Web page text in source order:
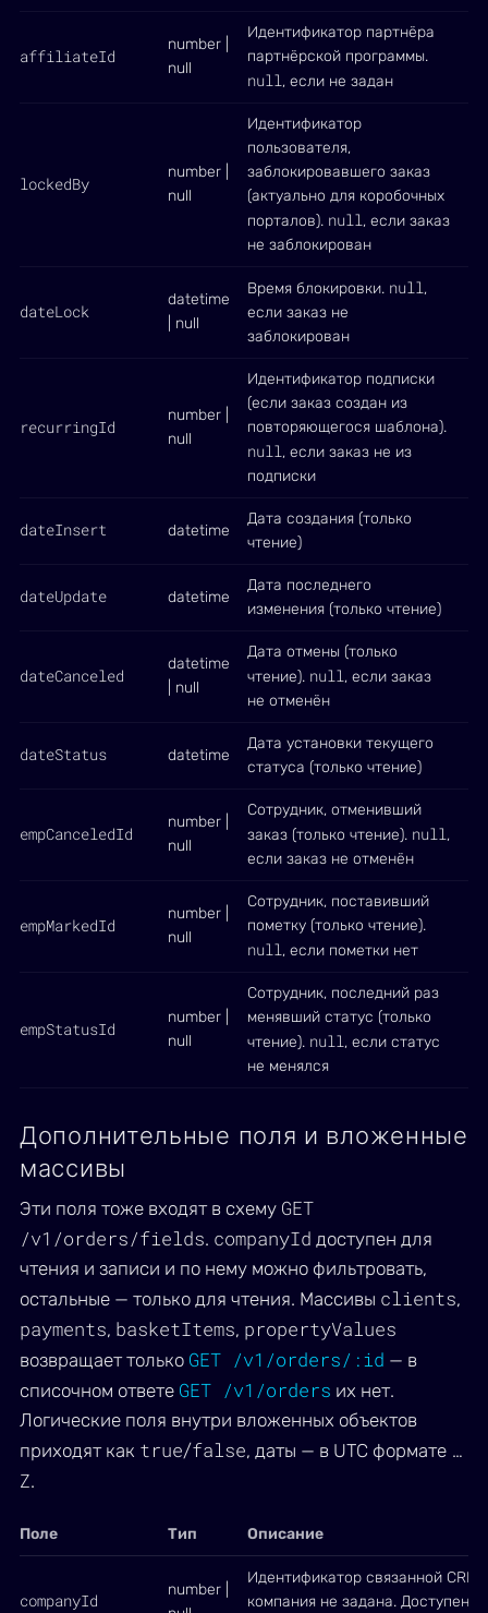
affiliateId
number |
null
Идентификатор партнёра
партнёрской программы.
null, если не задан
lockedBy
number |
null
Идентификатор
пользователя,
заблокировавшего заказ
(актуально для коробочных
порталов). null, если заказ
не заблокирован
dateLock
datetime
| null
Время блокировки. null,
если заказ не
заблокирован
recurringId
number |
null
Идентификатор подписки
(если заказ создан из
повторяющегося шаблона).
null, если заказ не из
подписки
dateInsert datetime
Дата создания (только
чтение)
dateUpdate datetime
Дата последнего
изменения (только чтение)
dateCanceled
datetime
| null
Дата отмены (только
чтение). null, если заказ
не отменён
dateStatus datetime
Дата установки текущего
статуса (только чтение)
empCanceledId
number |
null
Сотрудник, отменивший
заказ (только чтение). null,
если заказ не отменён
empMarkedId
number |
null
Сотрудник, поставивший
пометку (только чтение).
null, если пометки нет
empStatusId
number |
null
Сотрудник, последний раз
менявший статус (только
чтение). null, если статус
не менялся
Дополнительные поля и вложенные
массивы
Эти поля тоже входят в схему GET
/v1/orders/fields. companyId доступен для
чтения и записи и по нему можно фильтровать,
остальные — только для чтения. Массивы clients,
payments, basketItems, propertyValues
возвращает только GET /v1/orders/:id — в
списочном ответе GET /v1/orders их нет.
Логические поля внутри вложенных объектов
приходят как true/false, даты — в UTC формате …
Z.
Поле Тип Описание
companyId
number |
Идентификатор связанной
компания не задана. Доступен